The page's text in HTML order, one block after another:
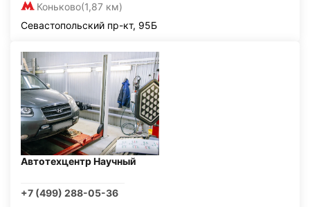
Коньково(1,87 км)
Севастопольский пр-кт, 95Б
Автотехцентр Научный
+7 (499) 288-05-36